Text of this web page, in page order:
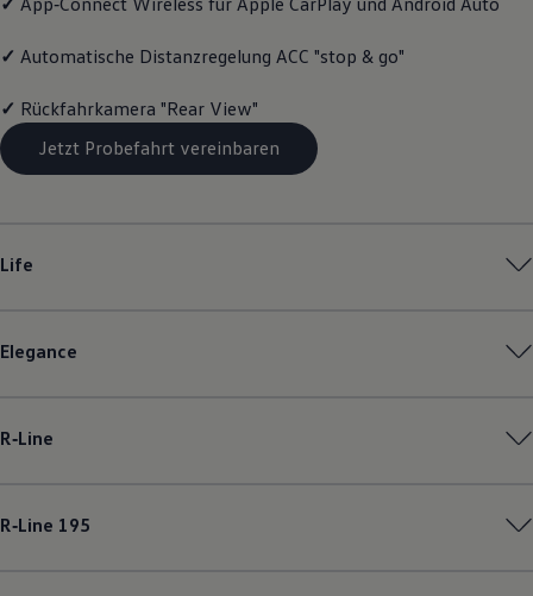
Motorenöl und Flüssigkeiten
Pannen- und Unfallhilfe
Volkswagen Teile
Zubehör
Modellspezifisches Zubehör
✓ Automatische Distanzregelung ACC "stop & go"
✓ Rückfahrkamera "Rear View"
Jetzt Probefahrt vereinbaren
Life
Elegance
R‑Line
R‑Line 195